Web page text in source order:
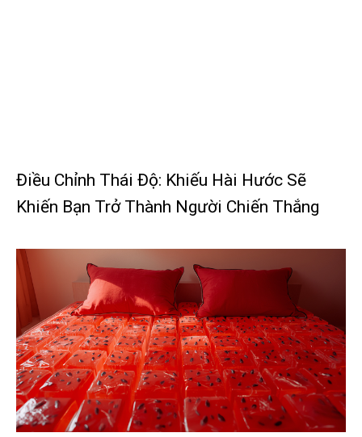
Điều Chỉnh Thái Độ: Khiếu Hài Hước Sẽ
Khiến Bạn Trở Thành Người Chiến Thắng